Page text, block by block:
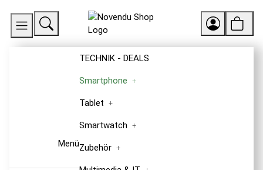
Menü
TECHNIK - DEALS
Smartphone
Tablet
Smartwatch
Zubehör